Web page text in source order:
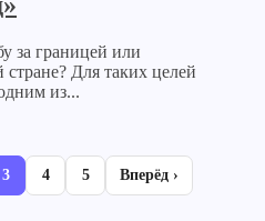
за границей или
Для таких целей
из...
3 4 5 Вперёд ›